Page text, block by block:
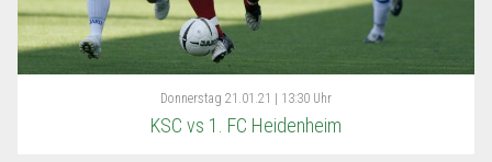
Donnerstag 21.01.21 | 13:30 Uhr
KSC vs 1. FC Heidenheim